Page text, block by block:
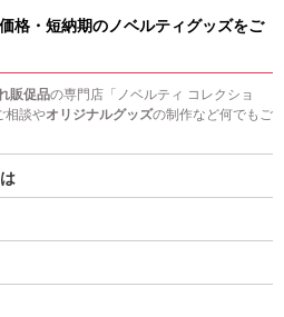
格・短納期のノベルティグッズをご
販促品の専門店「ノベルティ コレクショ
相談やオリジナルグッズの制作など何でもご